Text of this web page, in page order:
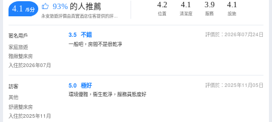
4.1 /5分 93% 的人推薦
永安旅遊評價由真實酒店住客提供的評價。
4.2
位置
4.1
清潔度
3.9
服務
4.1
設施
匿名用戶
家庭旅遊
雅緻雙床房
入住於2026年07月
3.5 不錯
評價於：2026年07月24日
一般吧，房間不是很乾凈
訪客
其他
舒適雙床房
入住於2025年11月
5.0 極好
評價於：2025年11月05日
環境優雅，衞生乾淨，服務員態度好